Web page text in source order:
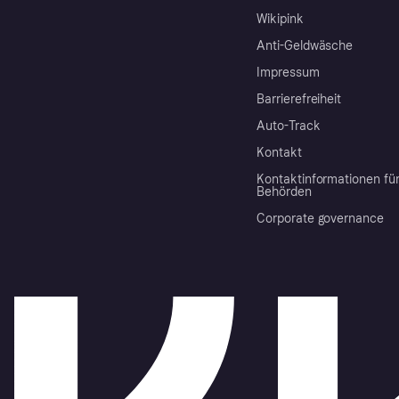
Wikipink
Anti-Geldwäsche
Impressum
Barrierefreiheit
Auto-Track
Kontakt
Kontaktinformationen für
Behörden
Corporate governance